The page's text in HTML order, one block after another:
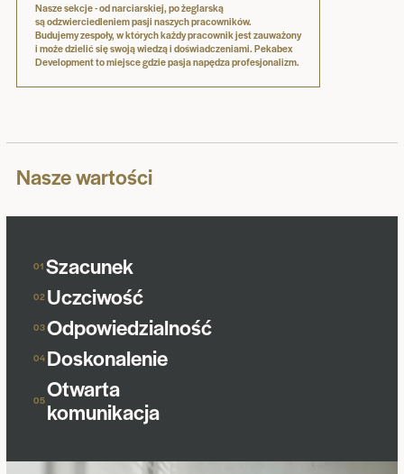
Nasze sekcje - od narciarskiej, po żeglarską
są odzwierciedleniem pasji naszych pracowników.
Budujemy zespoły, w których każdy pracownik jest zauważony
i może dzielić się swoją wiedzą i doświadczeniami. Pekabex
Development to miejsce gdzie pasja napędza profesjonalizm.
Nasze wartości
01 Szacunek
02 Uczciwość
03Odpowiedzialność
04 Doskonalenie
05Otwarta
komunikacja